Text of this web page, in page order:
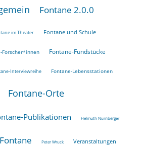
Fontane 2.0.0
im Theater Fontane und Schule
Forscher*innen Fontane-Fundstücke
Interviewreihe Fontane-Lebensstationen
Fontane-Orte
Publikationen Helmuth Nürnberger
Peter Wruck Veranstaltungen